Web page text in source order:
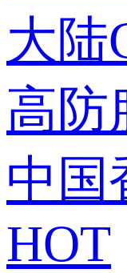
大陆
高防
中国
HOT